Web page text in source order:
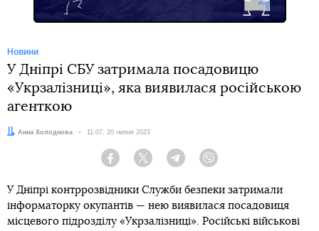
Новини
У Дніпрі СБУ затримала посадовицю
«Укрзалізниці», яка виявилася російською
агенткою
Автор:
Анна Холоднова Дата:
11:07, 20 липня 2023
Facebook Twitter Telegram
У Дніпрі контррозвідники Служби безпеки затримали
інформаторку окупантів — нею виявилася посадовиця
місцевого підрозділу «Укрзалізниці». Російські військові